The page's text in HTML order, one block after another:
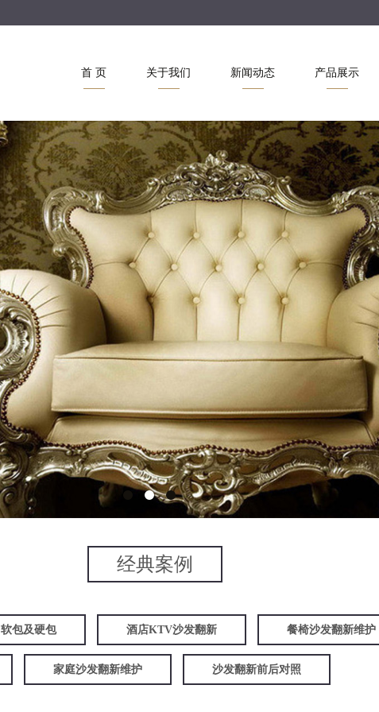
首 页 关于我们 新闻动态 产品展示
经典案例
软包及硬包 酒店KTV沙发翻新 餐椅沙发翻新维护
家庭沙发翻新维护 沙发翻新前后对照